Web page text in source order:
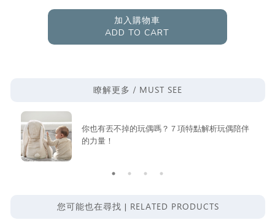
加入購物車
ADD TO CART
瞭解更多 / MUST SEE
你也有丟不掉的玩偶嗎？７項特點解析玩偶陪伴
的力量！
您可能也在尋找 | RELATED PRODUCTS